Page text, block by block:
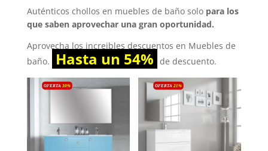
Auténticos chollos en muebles de baño solo para los
que saben aprovechar una gran oportunidad.
Aprovecha los increibles descuentos en Muebles de
baño.
Hasta un 54% de descuento.
OFERTA 30% OFERTA 21%